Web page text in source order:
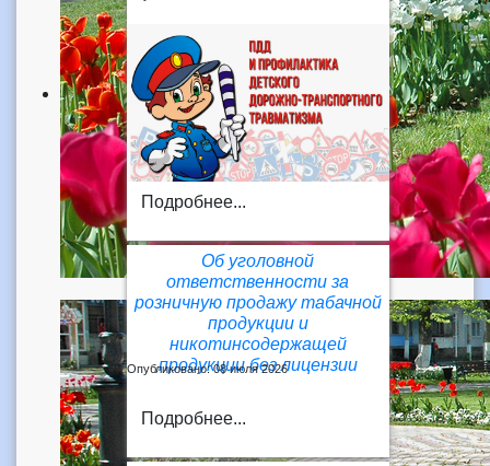
Подробнее...
Об уголовной
ответственности за
розничную продажу табачной
продукции и
никотинсодержащей
продукции без лицензии
Опубликовано: 08 июля 2026
Подробнее...